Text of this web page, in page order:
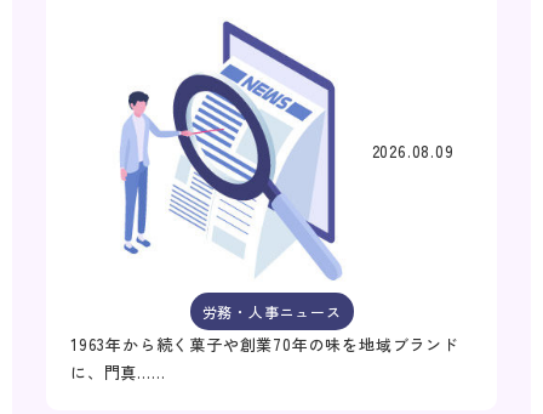
2026.08.09
労務・人事ニュース
1963年から続く菓子や創業70年の味を地域ブランド
に、門真……